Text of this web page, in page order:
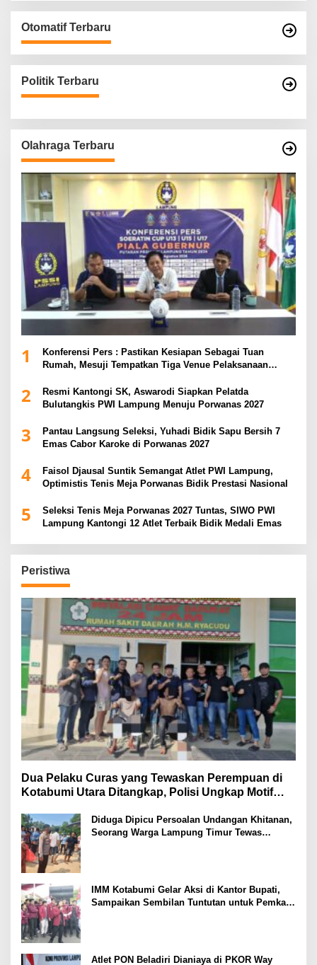
Otomatif Terbaru
Politik Terbaru
Olahraga Terbaru
1
Konferensi Pers : Pastikan Kesiapan Sebagai Tuan
Rumah, Mesuji Tempatkan Tiga Venue Pelaksanaan
2
Resmi Kantongi SK, Aswarodi Siapkan Pelatda
Bulutangkis PWI Lampung Menuju Porwanas 2027
3
Pantau Langsung Seleksi, Yuhadi Bidik Sapu Bersih 7
Emas Cabor Karoke di Porwanas 2027
4
Faisol Djausal Suntik Semangat Atlet PWI Lampung,
Optimistis Tenis Meja Porwanas Bidik Prestasi Nasional
5
Seleksi Tenis Meja Porwanas 2027 Tuntas, SIWO PWI
Lampung Kantongi 12 Atlet Terbaik Bidik Medali Emas
Peristiwa
Dua Pelaku Curas yang Tewaskan Perempuan di
Kotabumi Utara Ditangkap, Polisi Ungkap Motif
Diduga Dipicu Persoalan Undangan Khitanan,
Seorang Warga Lampung Timur Tewas
IMM Kotabumi Gelar Aksi di Kantor Bupati,
Sampaikan Sembilan Tuntutan untuk Pemkab
Atlet PON Beladiri Dianiaya di PKOR Way